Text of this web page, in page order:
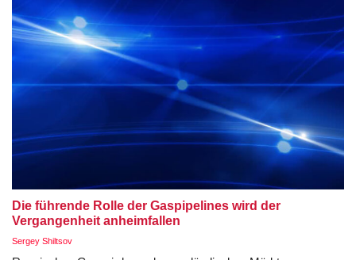
Die führende Rolle der Gaspipelines wird der
Vergangenheit anheimfallen
Sergey Shiltsov